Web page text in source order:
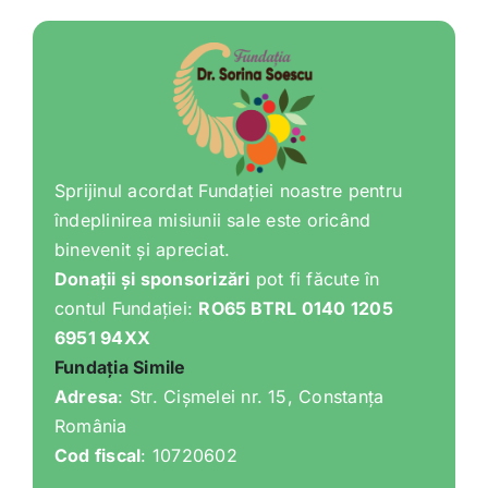
Tratamente naturale
Iubim fructele
Sprijinul acordat Fundației noastre pentru
îndeplinirea misiunii sale este oricând
binevenit și apreciat.
Donații și sponsorizări pot fi făcute în
contul Fundației: RO65 BTRL 0140 1205
6951 94XX
Fundația Simile
Adresa: Str. Cișmelei nr. 15, Constanța
România
Cod fiscal: 10720602